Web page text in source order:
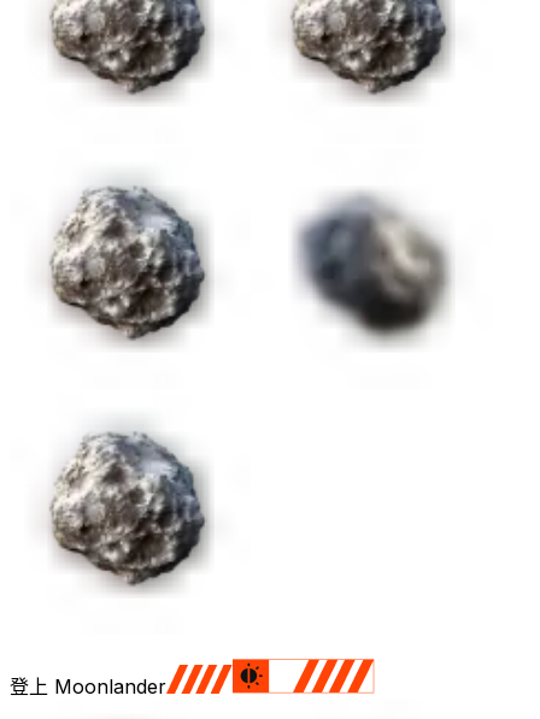
登上 Moonlander